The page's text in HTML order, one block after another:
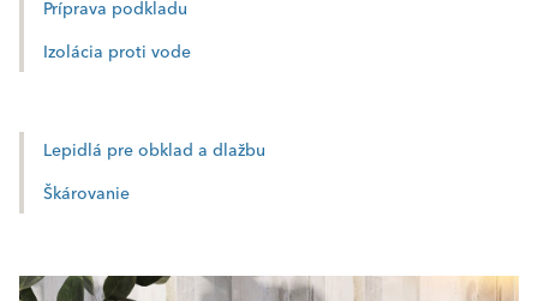
Príprava podkladu
Izolácia proti vode
Lepidlá pre obklad a dlažbu
Škárovanie